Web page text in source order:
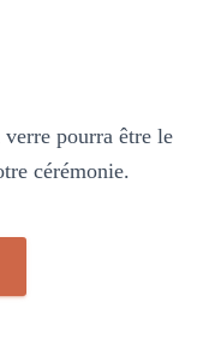
pourra être le
cérémonie.